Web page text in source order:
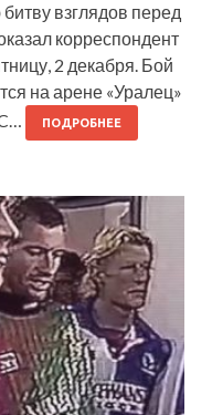
взглядов перед
корреспондент
2 декабря. Бой
на арене «Уралец»
ПОДРОБНЕЕ